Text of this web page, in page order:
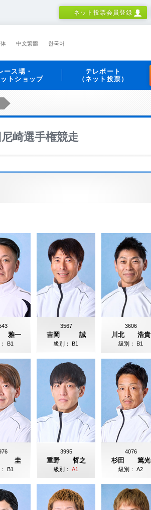
ネット投票会員登録
中文繁體 한국어
ース場・
トショップ
テレボート
（ネット投票）
崎選手権競走
雅一
：B1
3567
吉岡 誠
級別：B1
3606
川北 浩貴
級別：B1
圭
：B1
3995
重野 哲之
級別：A1
4076
杉田 篤光
級別：A2